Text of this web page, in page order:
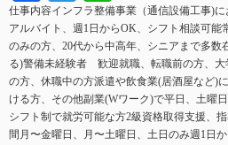
仕事内容インフラ整備事業（通信設備工事)
アルバイト、週1日からOK、シフト相談可能
のみの方、20代から中高年、シニアまで多数
る)警備未経験者 歓迎就職、転職前の方、大
の方、休職中の方派遣や飲食業(居酒屋など)
ける方、その他副業(Wワーク)で平日、土曜
シフト制で就労可能な方2級資格取得支援、
間月〜金曜日、月〜土曜日、土日のみ週1日